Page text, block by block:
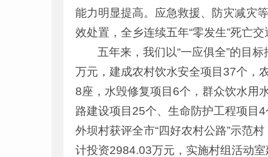
能力明显提高。应急救援、防灾减灾
效处置，全乡连续五年“零发生”死亡
五年来，我们以“一应俱全”的目
万元，建成农村饮水安全项目37个，
8座，水毁修复项目6个，群众饮水用
路建设项目25个、生命防护工程项目
外坝村获评全市“四好农村公路”示范
计投资2984.03万元，实施村组活动